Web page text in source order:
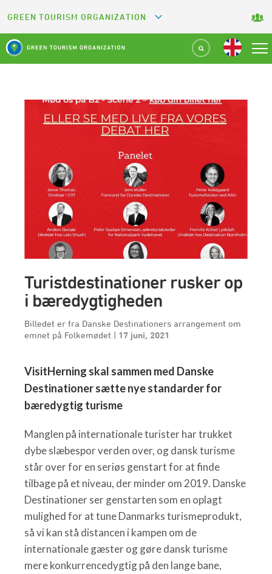
GREEN TOURISM ORGANIZATION
GREEN KEY
GREEN RESTAURANT
GREEN CAMPING
GREEN ATTRACTION
Turistdestinationer rusker op
i bæredygtigheden
Billedet er fra Danske Destinationers arrangement om
emnet på Folkemødet | 17 juni, 2021
VisitHerning skal sammen med Danske
Destinationer sætte nye standarder for
bæredygtig turisme
Manglen på internationale turister har trukket
dybe slæbespor verden over, og dansk turisme
står over for en seriøs genstart for at finde
tilbage på et niveau, der minder om 2019. Danske
Destinationer ser genstarten som en oplagt
mulighed for at tune Danmarks turismeprodukt,
så vi kan stå distancen i kampen om de
internationale gæster og gøre dansk turisme
mere konkurrencedygtig på den lange bane,